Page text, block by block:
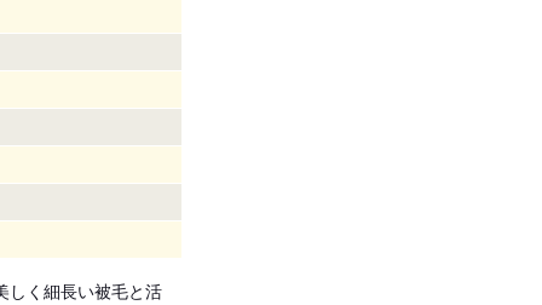
しく細長い被毛と活